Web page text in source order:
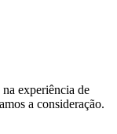
experiência de
a consideração.